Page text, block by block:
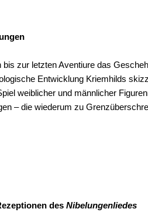
zur letzten Aventiure das
Entwicklung Kriemhilds
weiblicher und männlicher
– die wiederum zu
des Nibelungenliedes